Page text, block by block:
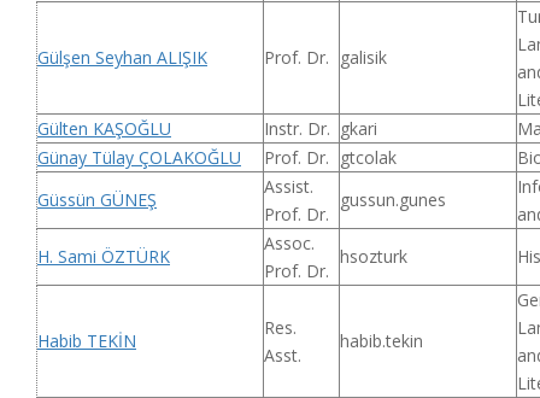
Gülşen Seyhan ALIŞIK Prof. Dr. galisik
Gülten KAŞOĞLU
Instr. Dr. gkari
Günay Tülay ÇOLAKOĞLU
Prof. Dr. gtcolak
Güssün GÜNEŞ
Assist.
Prof. Dr.
gussun.gunes
H. Sami ÖZTÜRK
Assoc.
Prof. Dr.
hsozturk
Habib TEKİN
Res.
Asst.
habib.tekin